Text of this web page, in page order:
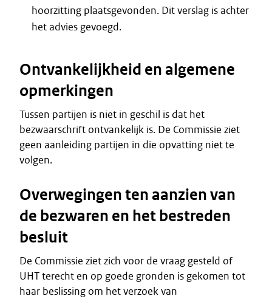
hoorzitting plaatsgevonden. Dit verslag is achter
het advies gevoegd.
Ontvankelijkheid en algemene
opmerkingen
Tussen partijen is niet in geschil is dat het
bezwaarschrift ontvankelijk is. De Commissie ziet
geen aanleiding partijen in die opvatting niet te
volgen.
Overwegingen ten aanzien van
de bezwaren en het bestreden
besluit
De Commissie ziet zich voor de vraag gesteld of
UHT terecht en op goede gronden is gekomen tot
haar beslissing om het verzoek van